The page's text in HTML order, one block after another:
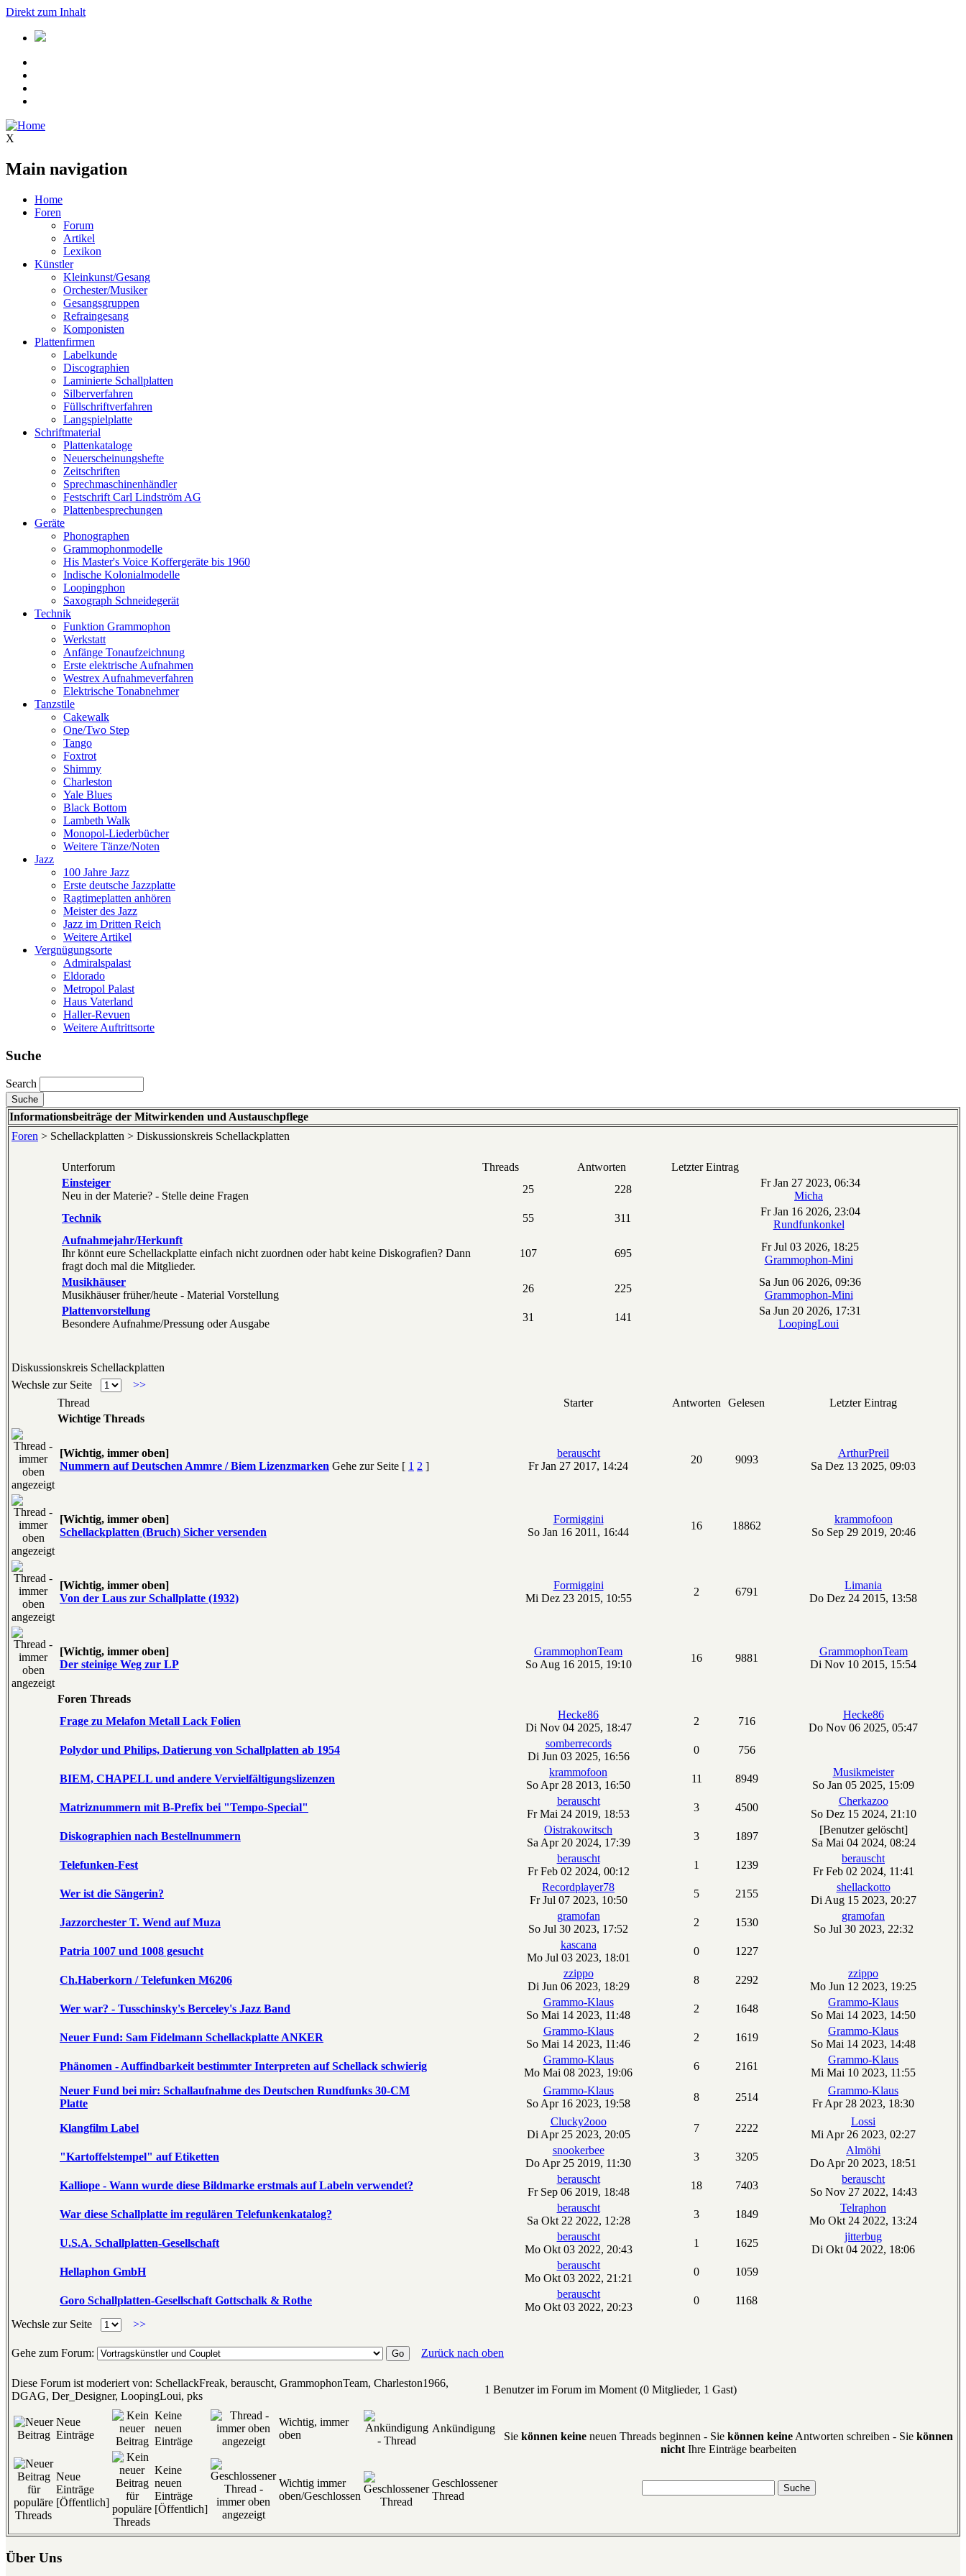
Direkt zum Inhalt
X
Main navigation
Home
Foren
Forum
Artikel
Lexikon
Künstler
Kleinkunst/Gesang
Orchester/Musiker
Gesangsgruppen
Refraingesang
Komponisten
Plattenfirmen
Labelkunde
Discographien
Laminierte Schallplatten
Silberverfahren
Füllschriftverfahren
Langspielplatte
Schriftmaterial
Plattenkataloge
Neuerscheinungshefte
Zeitschriften
Sprechmaschinenhändler
Festschrift Carl Lindström AG
Plattenbesprechungen
Geräte
Phonographen
Grammophonmodelle
His Master's Voice Koffergeräte bis 1960
Indische Kolonialmodelle
Loopingphon
Saxograph Schneidegerät
Technik
Funktion Grammophon
Werkstatt
Anfänge Tonaufzeichnung
Erste elektrische Aufnahmen
Westrex Aufnahmeverfahren
Elektrische Tonabnehmer
Tanzstile
Cakewalk
One/Two Step
Tango
Foxtrot
Shimmy
Charleston
Yale Blues
Black Bottom
Lambeth Walk
Monopol-Liederbücher
Weitere Tänze/Noten
Jazz
100 Jahre Jazz
Erste deutsche Jazzplatte
Ragtimeplatten anhören
Meister des Jazz
Jazz im Dritten Reich
Weitere Artikel
Vergnügungsorte
Admiralspalast
Eldorado
Metropol Palast
Haus Vaterland
Haller-Revuen
Weitere Auftrittsorte
Suche
Search
Informationsbeiträge der Mitwirkenden und Austauschpflege
Foren > Schellackplatten > Diskussionskreis Schellackplatten
Unterforum Threads Antworten
Letzter Eintrag
Einsteiger
Neu in der Materie? - Stelle deine Fragen
25 228
Fr Jan 27 2023, 06:34
Micha
Technik
55 311
Fr Jan 16 2026, 23:04
Rundfunkonkel
Aufnahmejahr/Herkunft
Ihr könnt eure Schellackplatte einfach nicht zuordnen oder habt keine Diskografien? Dann
fragt doch mal die Mitglieder.
107 695
Fr Jul 03 2026, 18:25
Grammophon-Mini
Musikhäuser
Musikhäuser früher/heute - Material Vorstellung
26 225
Sa Jun 06 2026, 09:36
Grammophon-Mini
Plattenvorstellung
Besondere Aufnahme/Pressung oder Ausgabe
31 141
Sa Jun 20 2026, 17:31
LoopingLoui
Diskussionskreis Schellackplatten
Wechsle zur Seite
>>
Thread
Starter Antworten Gelesen
Letzter Eintrag
Wichtige Threads
[Wichtig, immer oben]
Nummern auf Deutschen Ammre / Biem Lizenzmarken Gehe zur Seite [ 1 2 ]
berauscht
Fr Jan 27 2017, 14:24
20 9093
ArthurPreil
Sa Dez 13 2025, 09:03
[Wichtig, immer oben]
Schellackplatten (Bruch) Sicher versenden
Formiggini
So Jan 16 2011, 16:44
16 18862
krammofoon
So Sep 29 2019, 20:46
[Wichtig, immer oben]
Von der Laus zur Schallplatte (1932)
Formiggini
Mi Dez 23 2015, 10:55
2 6791
Limania
Do Dez 24 2015, 13:58
[Wichtig, immer oben]
Der steinige Weg zur LP
GrammophonTeam
So Aug 16 2015, 19:10
16 9881
GrammophonTeam
Di Nov 10 2015, 15:54
Foren Threads
Frage zu Melafon Metall Lack Folien
Hecke86
Di Nov 04 2025, 18:47
2 716
Hecke86
Do Nov 06 2025, 05:47
Polydor und Philips, Datierung von Schallplatten ab 1954
somberrecords
Di Jun 03 2025, 16:56
0 756
BIEM, CHAPELL und andere Vervielfältigungslizenzen
krammofoon
So Apr 28 2013, 16:50
11 8949
Musikmeister
So Jan 05 2025, 15:09
Matriznummern mit B-Prefix bei "Tempo-Special"
berauscht
Fr Mai 24 2019, 18:53
3 4500
Cherkazoo
So Dez 15 2024, 21:10
Diskographien nach Bestellnummern
Oistrakowitsch
Sa Apr 20 2024, 17:39
3 1897
[Benutzer gelöscht]
Sa Mai 04 2024, 08:24
Telefunken-Fest
berauscht
Fr Feb 02 2024, 00:12
1 1239
berauscht
Fr Feb 02 2024, 11:41
Wer ist die Sängerin?
Recordplayer78
Fr Jul 07 2023, 10:50
5 2155
shellackotto
Di Aug 15 2023, 20:27
Jazzorchester T. Wend auf Muza
gramofan
So Jul 30 2023, 17:52
2 1530
gramofan
So Jul 30 2023, 22:32
Patria 1007 und 1008 gesucht
kascana
Mo Jul 03 2023, 18:01
0 1227
Ch.Haberkorn / Telefunken M6206
zzippo
Di Jun 06 2023, 18:29
8 2292
zzippo
Mo Jun 12 2023, 19:25
Wer war? - Tusschinsky's Berceley's Jazz Band
Grammo-Klaus
So Mai 14 2023, 11:48
2 1648
Grammo-Klaus
So Mai 14 2023, 14:50
Neuer Fund: Sam Fidelmann Schellackplatte ANKER
Grammo-Klaus
So Mai 14 2023, 11:46
2 1619
Grammo-Klaus
So Mai 14 2023, 14:48
Phänomen - Auffindbarkeit bestimmter Interpreten auf Schellack schwierig
Grammo-Klaus
Mo Mai 08 2023, 19:06
6 2161
Grammo-Klaus
Mi Mai 10 2023, 11:55
Neuer Fund bei mir: Schallaufnahme des Deutschen Rundfunks 30-CM
Platte
Grammo-Klaus
So Apr 16 2023, 19:58
8 2514
Grammo-Klaus
Fr Apr 28 2023, 18:30
Klangfilm Label
Clucky2ooo
Di Apr 25 2023, 20:05
7 2222
Lossi
Mi Apr 26 2023, 02:27
"Kartoffelstempel" auf Etiketten
snookerbee
Do Apr 25 2019, 11:30
3 3205
Almöhi
Do Apr 20 2023, 18:51
Kalliope - Wann wurde diese Bildmarke erstmals auf Labeln verwendet?
berauscht
Fr Sep 06 2019, 18:48
18 7403
berauscht
So Nov 27 2022, 14:43
War diese Schallplatte im regulären Telefunkenkatalog?
berauscht
Sa Okt 22 2022, 12:28
3 1849
Telraphon
Mo Okt 24 2022, 13:24
U.S.A. Schallplatten-Gesellschaft
berauscht
Mo Okt 03 2022, 20:43
1 1625
jitterbug
Di Okt 04 2022, 18:06
Hellaphon GmbH
berauscht
Mo Okt 03 2022, 21:21
0 1059
Goro Schallplatten-Gesellschaft Gottschalk & Rothe
berauscht
Mo Okt 03 2022, 20:23
0
1168
Wechsle zur Seite
>>
Gehe zum Forum: Zurück nach oben
Diese Forum ist moderiert von: SchellackFreak, berauscht, GrammophonTeam, Charleston1966,
DGAG, Der_Designer, LoopingLoui, pks
1 Benutzer im Forum im Moment (0 Mitglieder, 1 Gast)
Neue
Einträge
Keine
neuen
Einträge
Wichtig, immer
oben
Ankündigung
Neue
Einträge
[Öffentlich]
Keine
neuen
Einträge
[Öffentlich]
Wichtig immer
oben/Geschlossen
Geschlossener
Thread
Sie können keine neuen Threads beginnen - Sie können keine Antworten schreiben - Sie können
nicht Ihre Einträge bearbeiten
Über Uns